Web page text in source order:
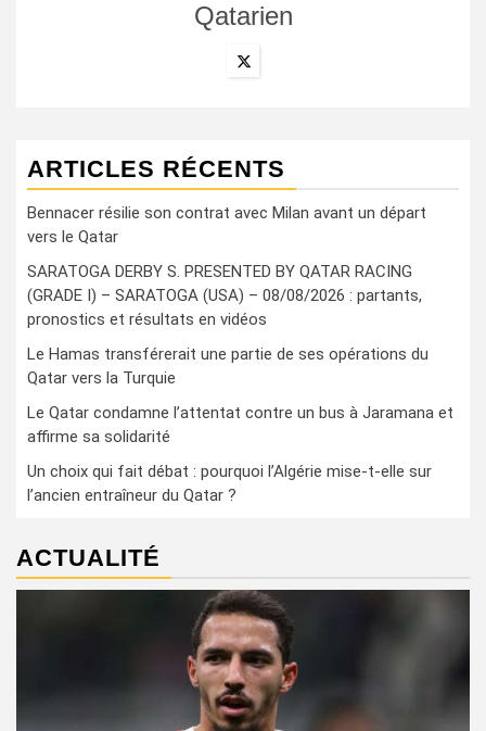
Qatarien
ARTICLES RÉCENTS
Bennacer résilie son contrat avec Milan avant un départ
vers le Qatar
SARATOGA DERBY S. PRESENTED BY QATAR RACING
(GRADE I) – SARATOGA (USA) – 08/08/2026 : partants,
pronostics et résultats en vidéos
Le Hamas transférerait une partie de ses opérations du
Qatar vers la Turquie
Le Qatar condamne l’attentat contre un bus à Jaramana et
affirme sa solidarité
Un choix qui fait débat : pourquoi l’Algérie mise-t-elle sur
l’ancien entraîneur du Qatar ?
ACTUALITÉ